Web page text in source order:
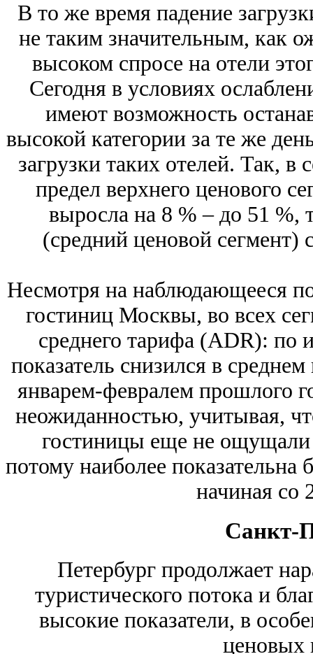
В то же время падение
не таким значительным, как
высоком спросе на отели
Сегодня в условиях
имеют возможность
высокой категории за те же
загрузки таких отелей. Так, в
предел верхнего ценового
выросла на 8 % – до 51 %,
(средний ценовой сегмент)
Несмотря на наблюдающееся
гостиниц Москвы, во всех
среднего тарифа (ADR): по
показатель снизился в
январем-февралем прошлого
неожиданностью, учитывая,
гостиницы еще не ощущали
потому наиболее
начиная со
Санкт-
Петербург продолжает
туристического потока и
высокие показатели, в
ценовых